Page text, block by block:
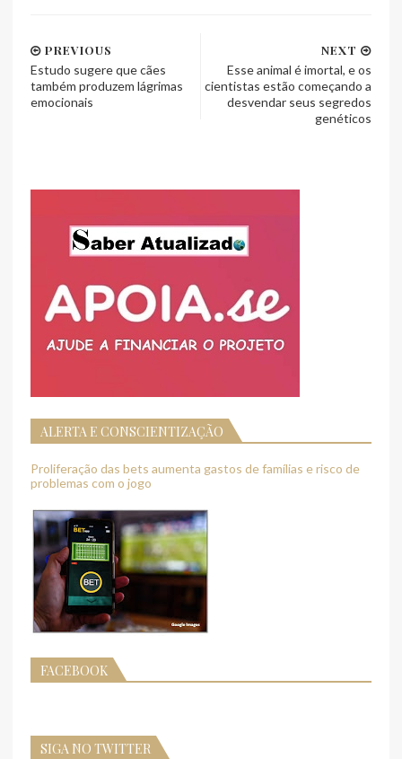
NEXT
Esse animal é imortal, e os
cientistas estão começando a
desvendar seus segredos
genéticos
PREVIOUS
Estudo sugere que cães
também produzem lágrimas
emocionais
ALERTA E CONSCIENTIZAÇÃO
Proliferação das bets aumenta gastos de famílias e risco de
problemas com o jogo
FACEBOOK
SIGA NO TWITTER